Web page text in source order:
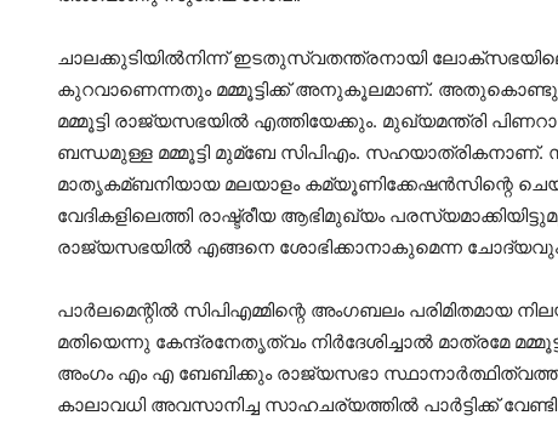
ചാലക്കുടിയില്‍നിന്ന് ഇടതുസ്വതന്ത്രനായി
കുറവാണെന്നതും മമ്മൂട്ടിക്ക് അനുകൂലമാണ്. അതുകൊണ്ടു
മമ്മൂട്ടി രാജ്യസഭയില്‍ എത്തിയേക്കും. മുഖ്യമന്ത്രി
ബന്ധമുള്ള മമ്മൂട്ടി മുമ്ബേ സിപിഎം. സഹയാത്രികനാണ്.
മാതൃകമ്ബനിയായ മലയാളം കമ്യൂണിക്കേഷന്‍സിന്റെ
വേദികളിലെത്തി രാഷ്ട്രീയ ആഭിമുഖ്യം
രാജ്യസഭയില്‍ എങ്ങനെ ശോഭിക്കാനാകുമെന്ന
പാര്‍ലമെന്റില്‍ സിപിഎമ്മിന്റെ അംഗബലം പരിമിതമായ
മതിയെന്നു കേന്ദ്രനേതൃത്വം നിര്‍ദേശിച്ചാല്‍
അംഗം എം എ ബേബിക്കും രാജ്യസഭാ
കാലാവധി അവസാനിച്ച സാഹചര്യത്തില്‍ പാര്‍ട്ടിക്ക്